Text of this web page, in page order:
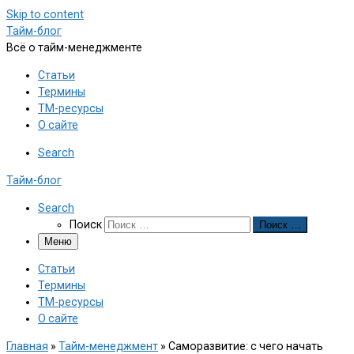
Skip to content
Тайм-блог
Всё о тайм-менеджменте
Статьи
Термины
ТМ-ресурсы
О сайте
Search
Тайм-блог
Search
Поиск
Поиск …
Меню
Статьи
Термины
ТМ-ресурсы
О сайте
Главная » Тайм-менеджмент » Саморазвитие: с чего начать